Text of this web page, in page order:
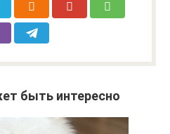
быть интересно